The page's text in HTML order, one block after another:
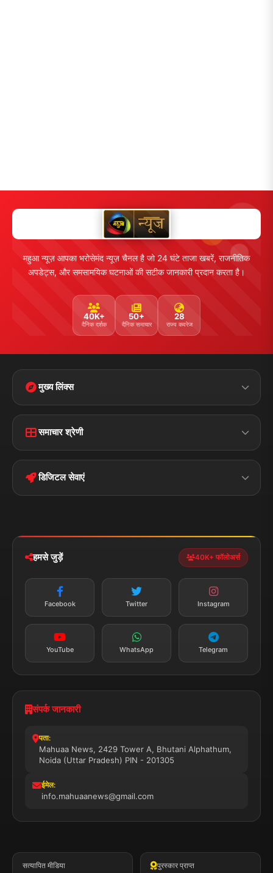
महुआ न्यूज़ आपका भरोसेमंद न्यूज़ चैनल है जो 24 घंटे ताजा खबरें, राजनीतिक
अपडेट्स, और समसामयिक घटनाओं की सटीक जानकारी प्रदान करता है।
40K+
दैनिक दर्शक
50+
दैनिक समाचार
28
राज्य कवरेज
मुख्य लिंक्स
Terms &
Privacy Policy
समाचार श्रेणी
पॉलिटिकल झारखण्ड
डिजिटल सेवाएं
न्यूज़ अलर्ट
तत्काल अपडेट
सब्सक्राइब करें
हमसे जुड़ें 40K+ फॉलोअर्स
Facebook Twitter Instagram
YouTube WhatsApp Telegram
संपर्क जानकारी
पता:
Mahuaa News, 2429 Tower A, Bhutani Alphathum,
Noida (Uttar Pradesh) PIN - 201305
ईमेल:
info.mahuaanews@gmail.com
सत्यापित मीडिया पुरस्कार प्राप्त